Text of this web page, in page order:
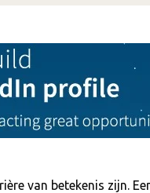
van betekenis zijn.